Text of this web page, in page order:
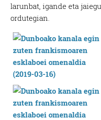
larunbat, igande eta
ordutegian.